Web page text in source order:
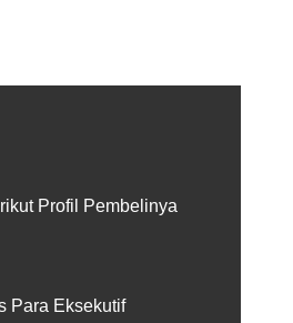
Profil Pembelinya
Para Eksekutif